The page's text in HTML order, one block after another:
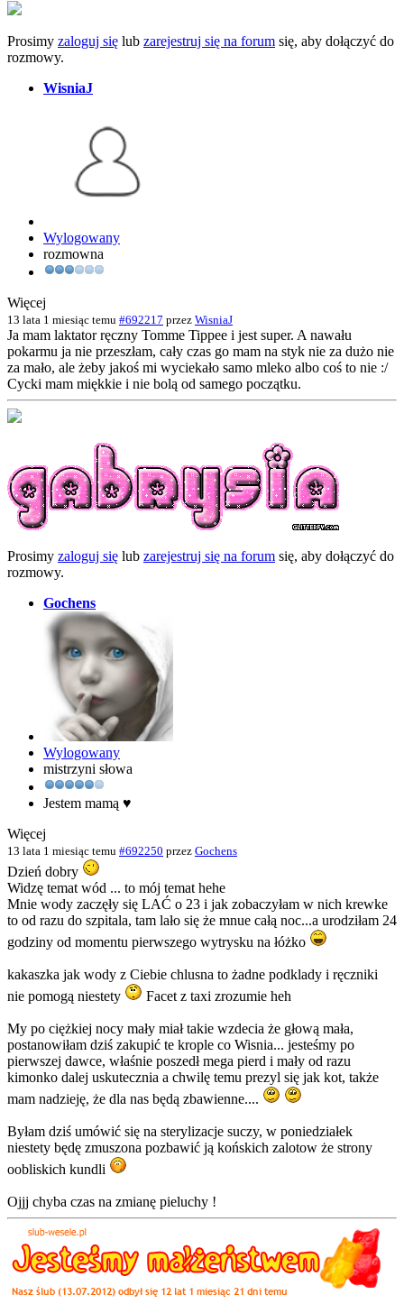
Prosimy zaloguj się lub zarejestruj się na forum się, aby dołączyć do
rozmowy.
WisniaJ
Wylogowany
rozmowna
Więcej
13 lata 1 miesiąc temu #692217 przez WisniaJ
Ja mam laktator ręczny Tomme Tippee i jest super. A nawału
pokarmu ja nie przeszłam, cały czas go mam na styk nie za dużo nie
za mało, ale żeby jakoś mi wyciekało samo mleko albo coś to nie :/
Cycki mam miękkie i nie bolą od samego początku.
Prosimy zaloguj się lub zarejestruj się na forum się, aby dołączyć do
rozmowy.
Gochens
Wylogowany
mistrzyni słowa
Jestem mamą ♥
Więcej
13 lata 1 miesiąc temu #692250 przez Gochens
Dzień dobry
Widzę temat wód ... to mój temat hehe
Mnie wody zaczęły się LAĆ o 23 i jak zobaczyłam w nich krewke
to od razu do szpitala, tam lało się że mnue całą noc...a urodziłam 24
godziny od momentu pierwszego wytrysku na łóżko
kakaszka jak wody z Ciebie chlusna to żadne podklady i ręczniki
nie pomogą niestety
Facet z taxi zrozumie heh
My po ciężkiej nocy mały miał takie wzdecia że głową mała,
postanowiłam dziś zakupić te krople co Wisnia... jesteśmy po
pierwszej dawce, właśnie poszedł mega pierd i mały od razu
kimonko dalej uskutecznia a chwilę temu prezyl się jak kot, także
mam nadzieję, że dla nas będą zbawienne....
Byłam dziś umówić się na sterylizacje suczy, w poniedziałek
niestety będę zmuszona pozbawić ją końskich zalotow że strony
oobliskich kundli
Ojjj chyba czas na zmianę pieluchy !